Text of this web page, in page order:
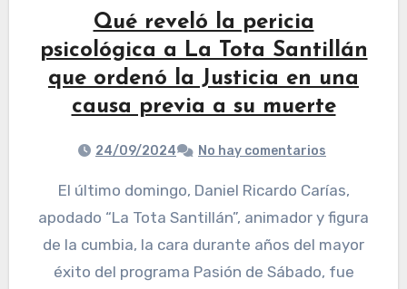
Qué reveló la pericia
psicológica a La Tota Santillán
que ordenó la Justicia en una
causa previa a su muerte
24/09/2024 No hay comentarios
El último domingo, Daniel Ricardo Carías,
apodado “La Tota Santillán”, animador y figura
de la cumbia, la cara durante años del mayor
éxito del programa Pasión de Sábado, fue